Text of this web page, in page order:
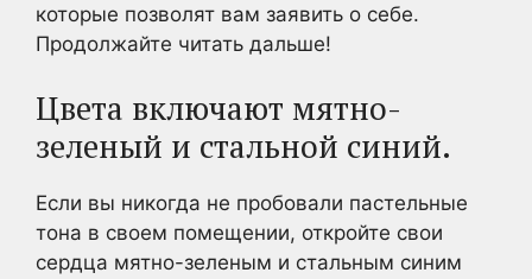
которые позволят вам заявить о себе.
Продолжайте читать дальше!
Цвета включают мятно-
зеленый и стальной синий.
Если вы никогда не пробовали пастельные
тона в своем помещении, откройте свои
сердца мятно-зеленым и стальным синим